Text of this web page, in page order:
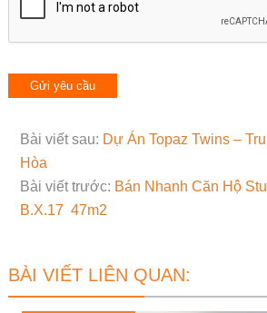
Bài viết sau: Dự Án Topaz Twins –
Hòa
Bài viết trước: Bán Nhanh Căn Hộ
B.X.17 47m2
BÀI VIẾT LIÊN QUAN: